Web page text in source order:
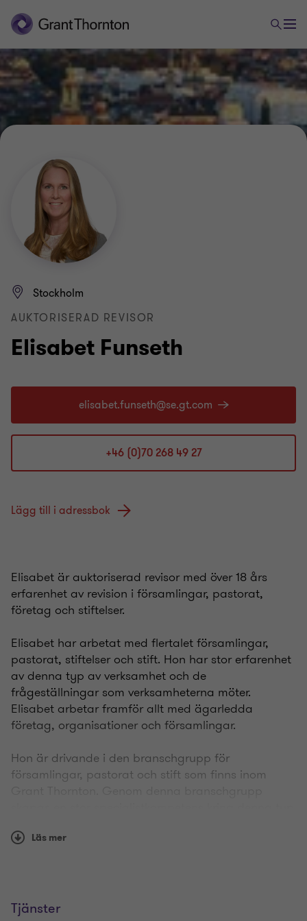
Elisabet Funseth
Stockholm
AUKTORISERAD REVISOR
+46 (0)70 268 49 27
Lägg till i adressbok
Elisabet är auktoriserad revisor med över 18 års
erfarenhet av revision i församlingar, pastorat,
företag och stiftelser.
Elisabet har arbetat med flertalet församlingar,
pastorat, stiftelser och stift. Hon har stor erfarenhet
av denna typ av verksamhet och de
frågeställningar som verksamheterna möter.
Elisabet arbetar framför allt med ägarledda
företag, organisationer och församlingar.
Hon är drivande i den branschgrupp för
församlingar, pastorat och stift som finns inom
erfarenhet av att arbeta med förtroendevalda
Elisabet föreläsningsuppdrag för universitet, interna
Läs mer
Tjänster